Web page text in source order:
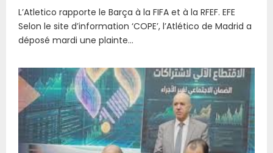
L’Atletico rapporte le Barça à la FIFA et à la RFEF. EFE
Selon le site d’information ‘COPE’, l’Atlético de Madrid a
déposé mardi une plainte...